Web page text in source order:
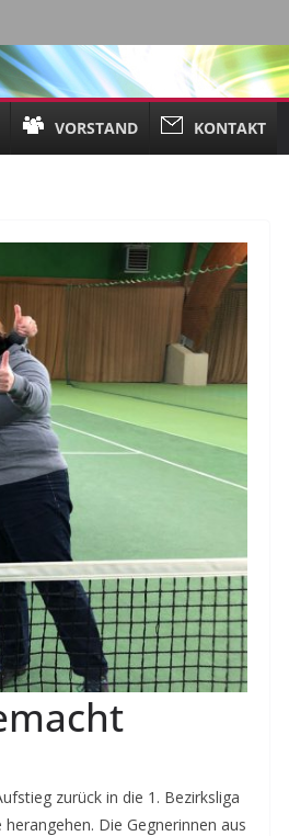
VORSTAND KONTAKT
zurück in die 1. Bezirksliga
Die Gegnerinnen aus